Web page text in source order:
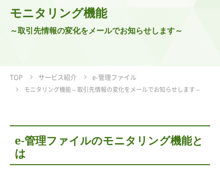
モニタリング機能
～取引先情報の変化をメールでお知らせします～
TOP サービス紹介 e-管理ファイル
モニタリング機能～取引先情報の変化をメールでお知らせします～
e-管理ファイルのモニタリング機能と
は